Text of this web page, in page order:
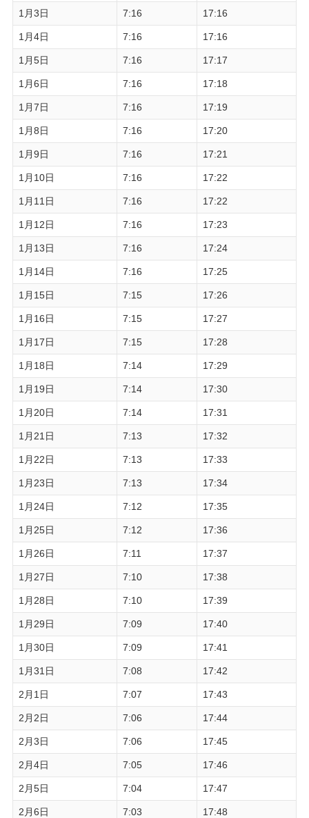
1月3日 7:16 17:16
1月4日 7:16 17:16
1月5日 7:16 17:17
1月6日 7:16 17:18
1月7日 7:16 17:19
1月8日 7:16 17:20
1月9日 7:16 17:21
1月10日 7:16 17:22
1月11日 7:16 17:22
1月12日 7:16 17:23
1月13日 7:16 17:24
1月14日 7:16 17:25
1月15日 7:15 17:26
1月16日 7:15 17:27
1月17日 7:15 17:28
1月18日 7:14 17:29
1月19日 7:14 17:30
1月20日 7:14 17:31
1月21日 7:13 17:32
1月22日 7:13 17:33
1月23日 7:13 17:34
1月24日 7:12 17:35
1月25日 7:12 17:36
1月26日 7:11 17:37
1月27日 7:10 17:38
1月28日 7:10 17:39
1月29日 7:09 17:40
1月30日 7:09 17:41
1月31日 7:08 17:42
2月1日 7:07 17:43
2月2日 7:06 17:44
2月3日 7:06 17:45
2月4日 7:05 17:46
2月5日 7:04 17:47
2月6日 7:03 17:48